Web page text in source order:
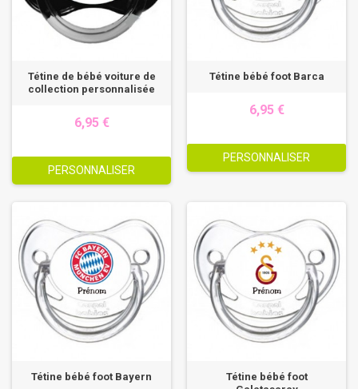
Tétine de bébé voiture de
collection personnalisée
6,95 €
PERSONNALISER
Tétine bébé foot Barca
6,95 €
PERSONNALISER
Tétine bébé foot Bayern
Tétine bébé foot